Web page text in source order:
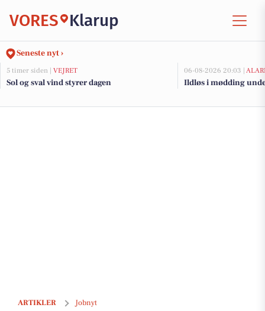
VORES Klarup
Seneste nyt ›
5 timer siden | VEJRET
Sol og sval vind styrer dagen
06-08-2026 20:03 |
Ildløs i mødding
ARTIKLER Jobnyt
Maler og vedligeholdelse af udlejningsejendomme med varierende